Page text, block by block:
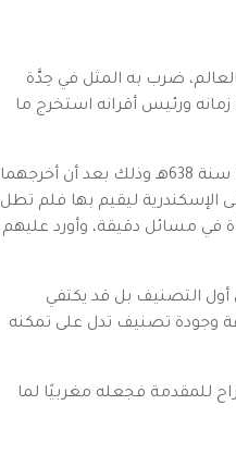
ضرب به المثل في حِدَّة
ورئيس أقرانه استخرج ما
وقد استوطن مصر ثم استوطن الشام ودرس بجامعها في الزاوية النورية المالكية ثم رجع إلى مصر مع العز بن عبد السلام فاستوطنها سنة 638هـ وذلك بعد أن أخرجهما
الإسكندرية ليقيم بها فلم تطل
في مسائل دقيقة، وأورد عليهم
أول التصنيف بل قد يكتفي
وجودة تصنيف تدل على تمكنه
للمقدمة فجعله مغربيًا لما